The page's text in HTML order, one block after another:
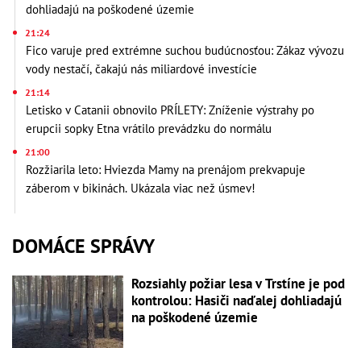
dohliadajú na poškodené územie
21:24
Fico varuje pred extrémne suchou budúcnosťou: Zákaz vývozu
vody nestačí, čakajú nás miliardové investície
21:14
Letisko v Catanii obnovilo PRÍLETY: Zníženie výstrahy po
erupcii sopky Etna vrátilo prevádzku do normálu
21:00
Rozžiarila leto: Hviezda Mamy na prenájom prekvapuje
záberom v bikinách. Ukázala viac než úsmev!
DOMÁCE SPRÁVY
Rozsiahly požiar lesa v Trstíne je pod
kontrolou: Hasiči naďalej dohliadajú
na poškodené územie